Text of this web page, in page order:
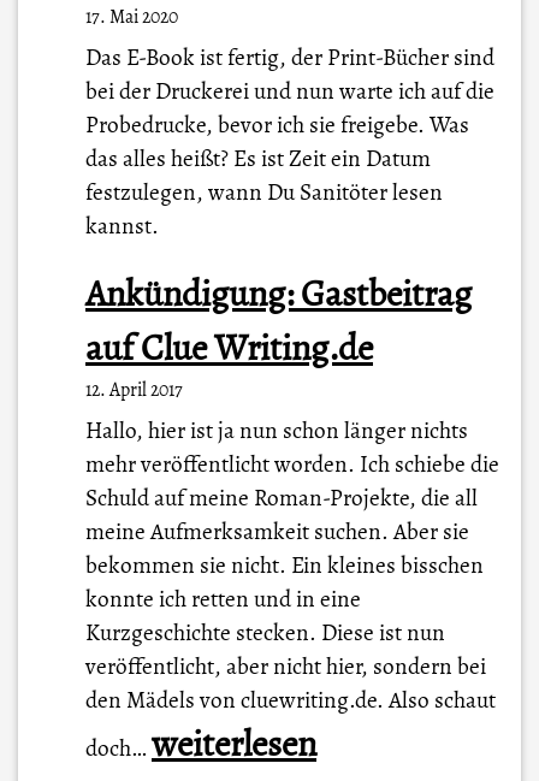
17. Mai 2020
Das E-Book ist fertig, der Print-Bücher sind
bei der Druckerei und nun warte ich auf die
Probedrucke, bevor ich sie freigebe. Was
das alles heißt? Es ist Zeit ein Datum
festzulegen, wann Du Sanitöter lesen
kannst.
Ankündigung: Gastbeitrag
auf Clue Writing.de
12. April 2017
Hallo, hier ist ja nun schon länger nichts
mehr veröffentlicht worden. Ich schiebe die
Schuld auf meine Roman-Projekte, die all
meine Aufmerksamkeit suchen. Aber sie
bekommen sie nicht. Ein kleines bisschen
konnte ich retten und in eine
Kurzgeschichte stecken. Diese ist nun
veröffentlicht, aber nicht hier, sondern bei
den Mädels von cluewriting.de. Also schaut
doch…A
weiterlesen